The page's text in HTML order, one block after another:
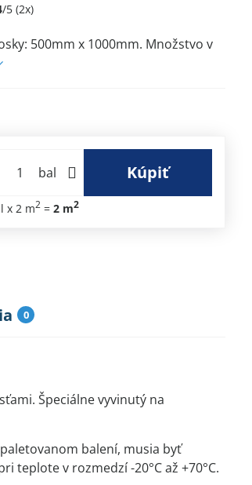
/5 (2x)
500mm x 1000mm. Množstvo v
bal Kúpiť
x 2 m2 =2 m2
0
Špeciálne vyvinutý na
paletovanom balení, musia byť
teplote v rozmedzí -20°C až +70°C.